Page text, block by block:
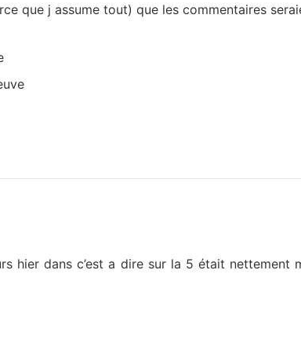
que j assume tout) que les commentaires
hier dans c’est a dire sur la 5 était